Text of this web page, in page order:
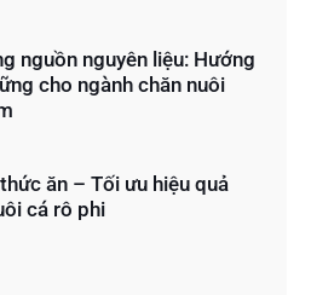
nguồn nguyên liệu: Hướng
cho ngành chăn nuôi
ăn – Tối ưu hiệu quả
cá rô phi